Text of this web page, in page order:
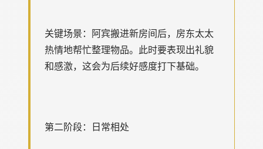
关键场景：阿宾搬进新房间后，房东太太
热情地帮忙整理物品。此时要表现出礼貌
和感激，这会为后续好感度打下基础。
第二阶段：日常相处